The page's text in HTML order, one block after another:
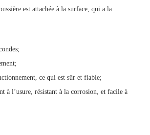
est attachée à la surface, qui a la
ce qui est sûr et fiable;
à l’usure, résistant à la corrosion, et facile à